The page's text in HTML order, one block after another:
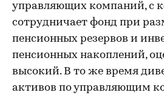
управляющих компаний, с
сотрудничает фонд при
пенсионных резервов и
пенсионных накоплений,
высокий. В то же время
активов по управляющим